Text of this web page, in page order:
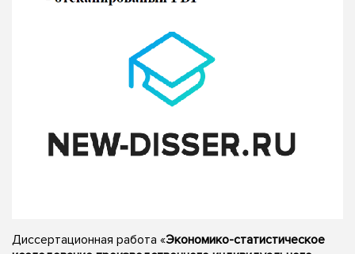
Диссертационная работа «Экономико-статистическое